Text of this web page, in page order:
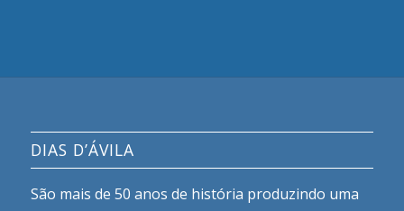
DIAS D’ÁVILA
São mais de 50 anos de história produzindo uma